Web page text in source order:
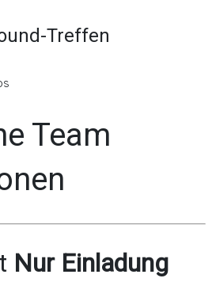
Treffen
Team
Nur Einladung